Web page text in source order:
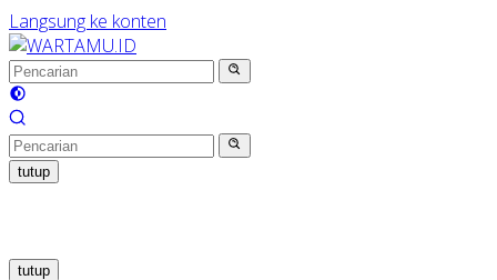
Langsung ke konten
tutup
tutup